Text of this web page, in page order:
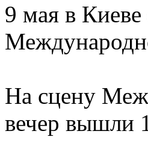
9 мая в
На сцену
вечер вышли